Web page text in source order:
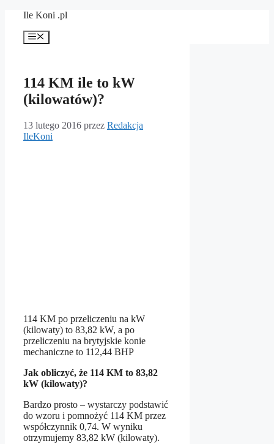
PrzejdźIle Koni .pl
Menu
114 KM ile to kW
(kilowatów)?
13 lutego 2016 przez Redakcja
IleKoni
114 KM po przeliczeniu na kW
(kilowaty) to 83,82 kW, a po
przeliczeniu na brytyjskie konie
mechaniczne to 112,44 BHP
Jak obliczyć, że 114 KM to 83,82
kW (kilowaty)?
Bardzo prosto – wystarczy podstawić
do wzoru i pomnożyć 114 KM przez
współczynnik 0,74. W wyniku
otrzymujemy 83,82 kW (kilowaty).